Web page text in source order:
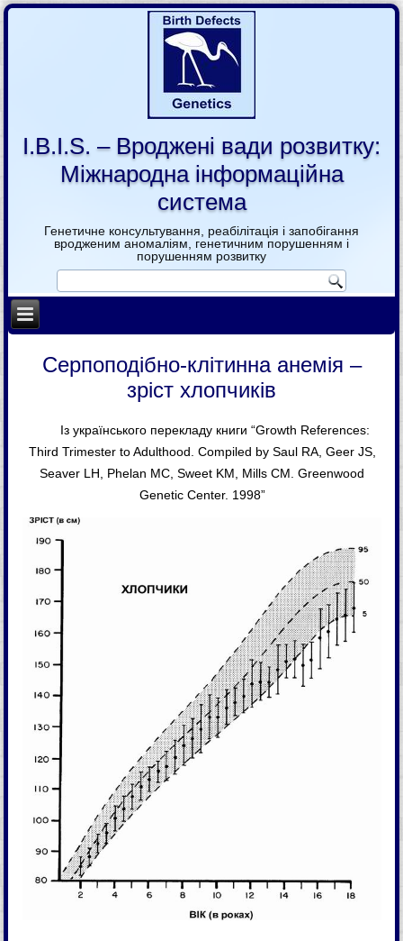
I.B.I.S. – Вроджені вади розвитку:
Міжнародна інформаційна
система
Генетичне консультування, реабілітація і запобігання
вродженим аномаліям, генетичним порушенням і
порушенням розвитку
Cерпоподібно-клітинна анемія –
зріст хлопчиків
Із українського перекладу книги “Growth References:
Third Trimester to Adulthood. Compiled by Saul RA, Geer JS,
Seaver LH, Phelan MC, Sweet KM, Mills CM. Greenwood
Genetic Center. 1998”